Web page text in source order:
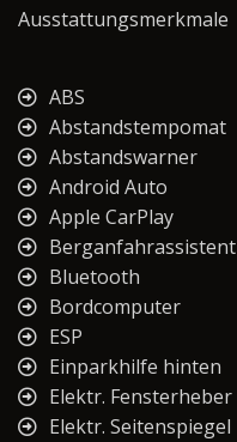
Ausstattungsmerkmale
ABS
Abstandstempomat
Abstandswarner
Android Auto
Apple CarPlay
Berganfahrassistent
Bluetooth
Bordcomputer
ESP
Einparkhilfe hinten
Elektr. Fensterheber
Elektr. Seitenspiegel